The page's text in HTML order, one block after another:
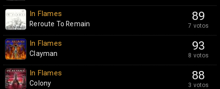
89
7 votos
In Flames
Reroute To Remain
93
8 votos
In Flames
Clayman
88
3 votos
In Flames
Colony